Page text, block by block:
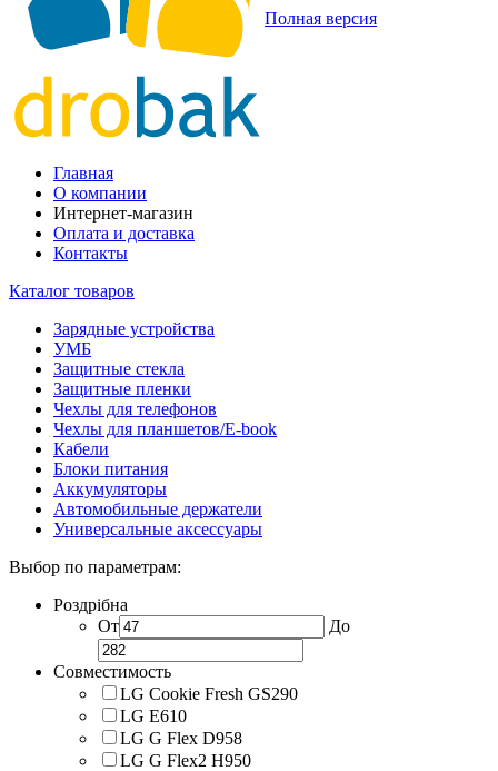
Полная версия
Главная
О компании
Интернет-магазин
Оплата и доставка
Контакты
Каталог товаров
Зарядные устройства
УМБ
Защитные стекла
Защитные пленки
Чехлы для телефонов
Чехлы для планшетов/E-book
Кабели
Блоки питания
Аккумуляторы
Автомобильные держатели
Универсальные аксессуары
Выбор по параметрам:
Роздрібна
От
До
Совместимость
LG Cookie Fresh GS290
LG E610
LG G Flex D958
LG G Flex2 H950